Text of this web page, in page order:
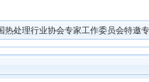
热处理行业协会专家工作委员会特邀